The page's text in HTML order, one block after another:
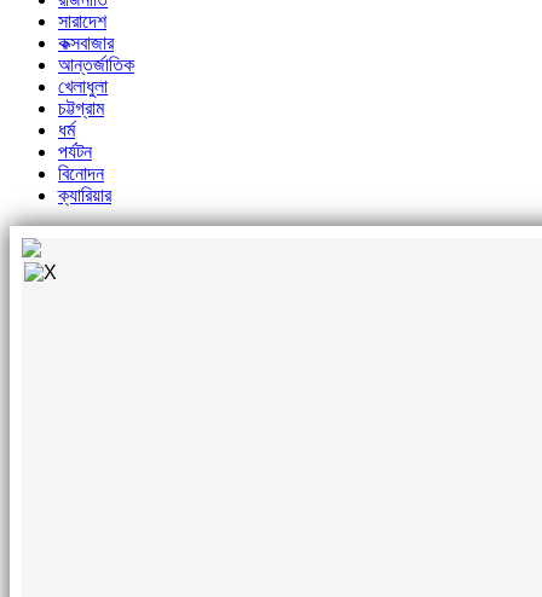
সারাদেশ
কক্সবাজার
আন্তর্জাতিক
খেলাধুলা
চট্টগ্রাম
ধর্ম
পর্যটন
বিনোদন
ক্যারিয়ার